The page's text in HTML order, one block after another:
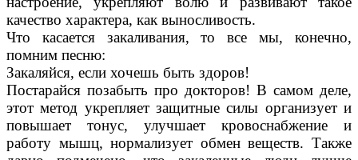
качество характера, как выносливость.
Что касается закаливания, то все мы, конечно,
помним песню:
Закаляйся, если хочешь быть здоров!
Постарайся позабыть про докторов! В самом деле,
этот метод укрепляет защитные силы организует и
повышает тонус, улучшает кровоснабжение и
работу мышц, нормализует обмен веществ. Также